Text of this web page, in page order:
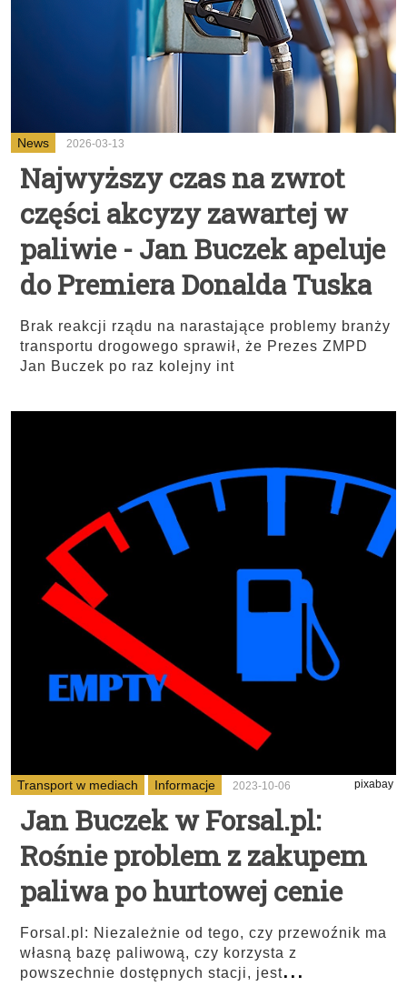
News 2026-03-13
Najwyższy czas na zwrot
części akcyzy zawartej w
paliwie - Jan Buczek apeluje
do Premiera Donalda Tuska
Brak reakcji rządu na narastające problemy branży
transportu drogowego sprawił, że Prezes ZMPD
Jan Buczek po raz kolejny int
Transport w mediach Informacje 2023-10-06 pixabay
Jan Buczek w Forsal.pl:
Rośnie problem z zakupem
paliwa po hurtowej cenie
Forsal.pl: Niezależnie od tego, czy przewoźnik ma
własną bazę paliwową, czy korzysta z
powszechnie dostępnych stacji, jest...